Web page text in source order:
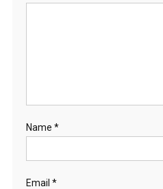
Name *
Email *